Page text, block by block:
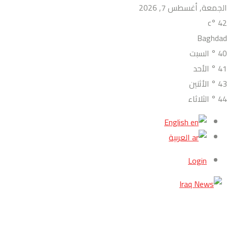
الجمعة, أغسطس 7, 2026
42
°c
Baghdad
40
° السبت
41
° الأحد
43
° الأثنين
44
° الثلاثاء
English
العربية
Login